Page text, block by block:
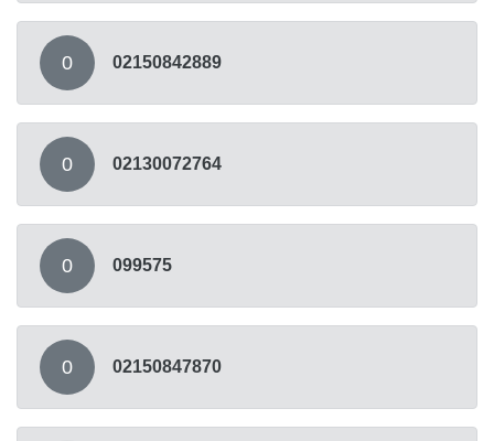
0 02150842889
0 02130072764
0 099575
0 02150847870